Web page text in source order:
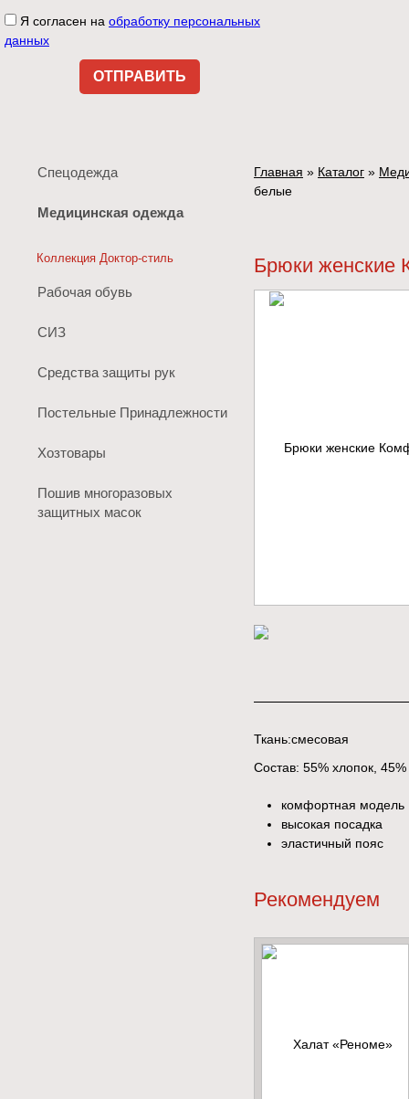
Я согласен на обработку персональных
данных
Спецодежда
Медицинская одежда
Коллекция Доктор-стиль
Рабочая обувь
СИЗ
Средства защиты рук
Постельные Принадлежности
Хозтовары
Пошив многоразовых
защитных масок
Главная » Каталог »
белые
Брюки женские
Ткань:смесовая
Состав: 55% хлопок,
комфортная модель
высокая посадка
эластичный пояс
Рекомендуем